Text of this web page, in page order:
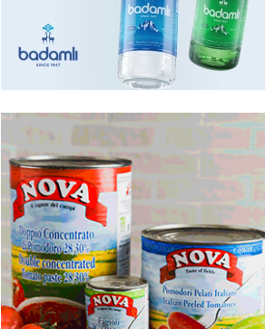
Biləcəridə mənzil almaq istəyənlər
üçün hansı imkanları var?
05.08.2026 84
BANNER
Xameneyinin ofisi Pezeşkianın istefası
ilə bağlı iddiaları təkzib etdi
05.08.2026- 14:15 116
GÜNDƏM
Xəzərə bu canlıların hücumu başlayıb?
– Görüntülər narahatlıq yaratdı: FOTO
05.08.2026 - 14:00 98